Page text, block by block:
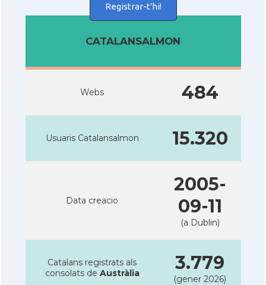
Registrar-t'hi!
CATALANSALMON
Webs 484
Usuaris Catalansalmon 15.320
Data creacio
2005-
09-11
(a Dublin)
Catalans registrats als
consolats de Austràlia 3.779
(gener 2026)